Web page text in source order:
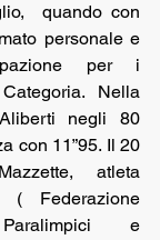
quando con
personale e
per i
Nella
negli  80
con 11”95. Il 20
atleta
( Federazione
e